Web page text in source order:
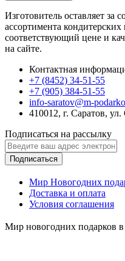
Изготовитель оставляет за
ассортимента
соответствующий цене и
на сайте.
Контактная
+7 (8452) 34-51-55
+7 (905) 384-51-55
info-saratov@m-
410012, г. Саратов,
Подписаться на рассылку
Подписаться
Мир Новогодних
Доставка и оплата
Условия соглашения
Мир новогодних подарков